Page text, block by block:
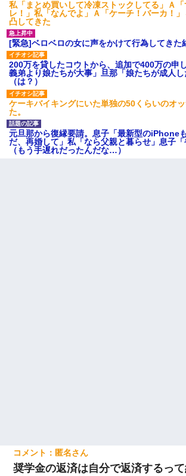
私「まとめ買いして冷凍ストックしてる」Ａ
レ！」私「なんでよ」Ａ「ケーチ！バーカ！
凸してきた
[緊急]ベロベロの女に声をかけて行為してきた
200万を貸したコウトから、追加で400万の申
義弟より娘たちが大事」旦那「娘たちが成人
（は？）
ケーキバイキングにいた単独の50くらいのオ
た。
元旦那から復縁要請。息子「最新型のiPhone
だ、再婚して」私「なら父親と暮らせ」息子
（もう手遅れだったんだな…）
匿名
奨学金の返済は自分で返済するっ